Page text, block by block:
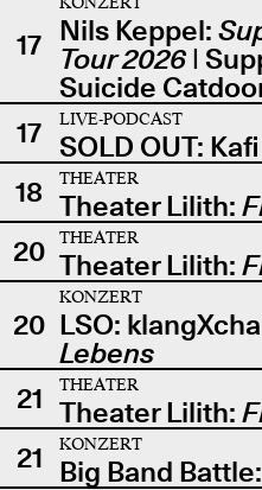
17 Nils Keppel:
Tour 2026|
Suicide
17
LIVE-PODCAST
SOLD OUT:
18
THEATER
Theater Lilith:
20
THEATER
Theater Lilith:
20
KONZERT
LSO:
Lebens
21
THEATER
Theater Lilith:
21
KONZERT
Big Band